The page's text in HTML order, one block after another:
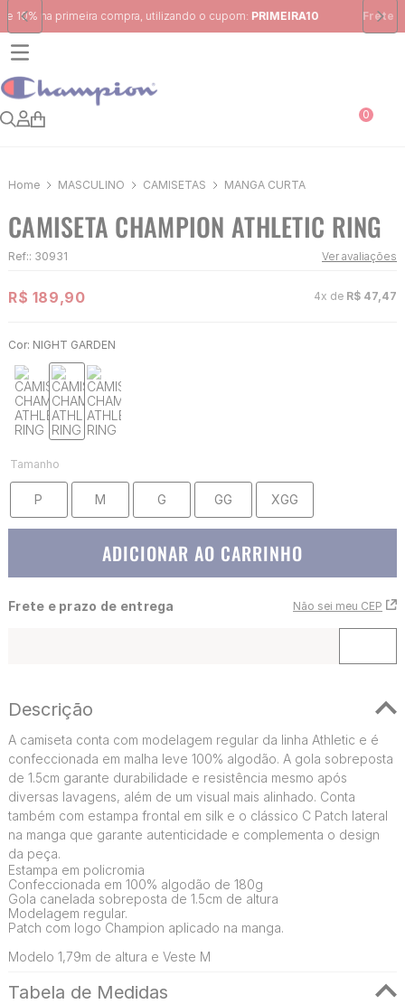
Frete Grátispara região Sudeste em pedidos acima de R$ 399,00
0
MASCULINO CAMISETAS MANGA CURTA
CAMISETA CHAMPION ATHLETIC RING
Ref:: 30931 Ver avaliações
R$ 189,90 4x de R$ 47 47
Cor: NIGHT GARDEN
Tamanho
P M G GG XGG
ADICIONAR AO CARRINHO
Frete e prazo de entrega Não sei meu CEP
Descrição
A camiseta conta com modelagem regular da linha Athletic e é
confeccionada em malha leve 100% algodão. A gola sobreposta
de 1.5cm garante durabilidade e resistência mesmo após
diversas lavagens, além de um visual mais alinhado. Conta
também com estampa frontal em silk e o clássico C Patch lateral
na manga que garante autenticidade e complementa o design
da peça.
Estampa em policromia
Confeccionada em 100% algodão de 180g
Gola canelada sobreposta de 1.5cm de altura
Modelagem regular.
Patch com logo Champion aplicado na manga.
Modelo 1,79m de altura e Veste M
Tabela de Medidas